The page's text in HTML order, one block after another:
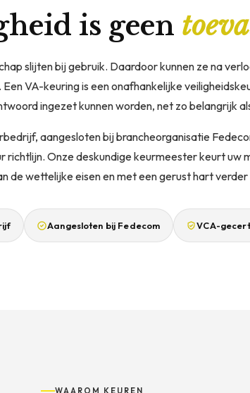
is geen
slijten bij gebruik. Daardoor kunnen ze na
VA-keuring is een onafhankelijke
ingezet kunnen worden, net zo belangrijk
aangesloten bij brancheorganisatie
richtlijn. Onze deskundige keurmeester keurt uw
de wettelijke eisen en met een gerust hart verder
Aangesloten bij Fedecom VCA-
WAAROM KEUREN